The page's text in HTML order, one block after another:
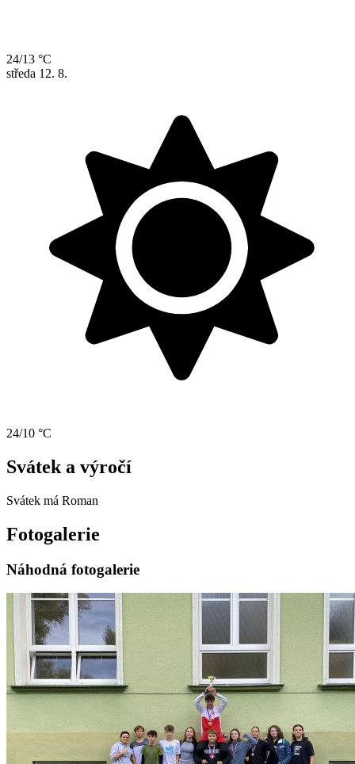
24/13 °C
středa 12. 8.
24/10 °C
Svátek a výročí
Svátek má Roman
Fotogalerie
Náhodná fotogalerie